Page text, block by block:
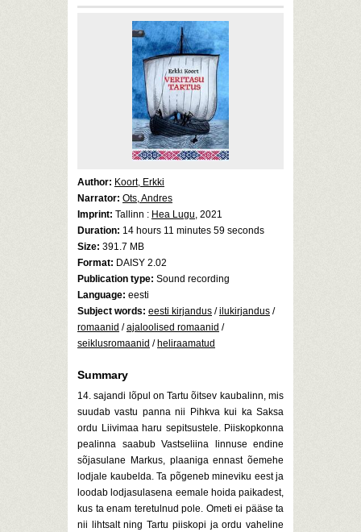
Author: Koort, Erkki
Narrator: Ots, Andres
Imprint: Tallinn : Hea Lugu, 2021
Duration: 14 hours 11 minutes 59 seconds
Size: 391.7 MB
Format: DAISY 2.02
Publication type: Sound recording
Language: eesti
Subject words: eesti kirjandus /ilukirjandus /
romaanid /ajaloolised romaanid /
seiklusromaanid / heliraamatud
Summary
14. sajandi lõpul on Tartu õitsev kaubalinn, mis
suudab vastu panna nii Pihkva kui ka Saksa
ordu Liivimaa haru sepitsustele. Piiskopkonna
pealinna saabub Vastseliina linnuse endine
sõjasulane Markus, plaaniga ennast õemehe
lodjale kaubelda. Ta põgeneb mineviku eest ja
loodab lodjasulasena eemale hoida paikadest,
kus ta enam teretulnud pole. Ometi ei pääse ta
nii lihtsalt ning Tartu piiskopi ja ordu vaheline